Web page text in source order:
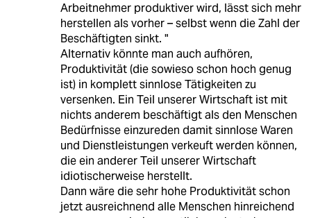
Arbeitnehmer produktiver wird, lässt sich mehr
herstellen als vorher – selbst wenn die Zahl der
Beschäftigten sinkt. "
Alternativ könnte man auch aufhören,
Produktivität (die sowieso schon hoch genug
ist) in komplett sinnlose Tätigkeiten zu
versenken. Ein Teil unserer Wirtschaft ist mit
nichts anderem beschäftigt als den Menschen
Bedürfnisse einzureden damit sinnlose Waren
und Dienstleistungen verkeuft werden können,
die ein anderer Teil unserer Wirtschaft
idiotischerweise herstellt.
Dann wäre die sehr hohe Produktivität schon
jetzt ausreichnend alle Menschen hinreichend